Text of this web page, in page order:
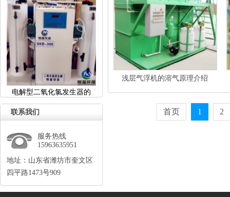
电解型二氧化氯发生器的
联系我们
服务热线
15963635951
地址：山东省潍坊市奎文区
四平路1473号909
浅层气浮机的溶气原理介绍
首页 1 2